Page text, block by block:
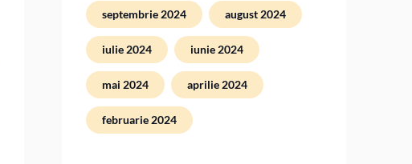
septembrie 2024 august 2024
iulie 2024 iunie 2024
mai 2024 aprilie 2024
februarie 2024